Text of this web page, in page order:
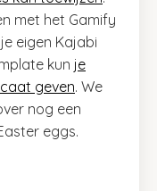
met het Gamify
eigen Kajabi
kun je
geven. We
nog een
eggs.